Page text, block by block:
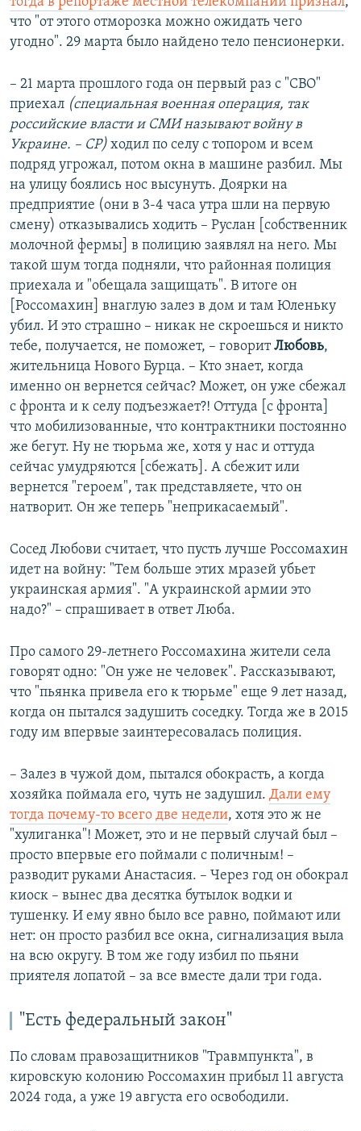
что "от этого отморозка можно ожидать чего
угодно". 29 марта было найдено тело пенсионерки.
– 21 марта прошлого года он первый раз с "СВО"
приехал (специальная военная операция, так
российские власти и СМИ называют войну в
Украине. – СР) ходил по селу с топором и всем
подряд угрожал, потом окна в машине разбил. Мы
на улицу боялись нос высунуть. Доярки на
предприятие (они в 3-4 часа утра шли на первую
смену) отказывались ходить – Руслан [собственник
молочной фермы] в полицию заявлял на него. Мы
такой шум тогда подняли, что районная полиция
приехала и "обещала защищать". В итоге он
[Россомахин] внаглую залез в дом и там Юленьку
убил. И это страшно – никак не скроешься и никто
тебе, получается, не поможет, – говоритЛюбовь,
жительница Нового Бурца. – Кто знает, когда
именно он вернется сейчас? Может, он уже сбежал
с фронта и к селу подъезжает?! Оттуда [с фронта]
что мобилизованные, что контрактники постоянно
же бегут. Ну не тюрьма же, хотя у нас и оттуда
сейчас умудряются [сбежать]. А сбежит или
вернется "героем", так представляете, что он
натворит. Он же теперь "неприкасаемый".
Сосед Любови считает, что пусть лучше Россомахин
идет на войну: "Тем больше этих мразей убьет
украинская армия". "А украинской армии это
надо?" – спрашивает в ответ Люба.
Про самого 29-летнего Россомахина жители села
говорят одно: "Он уже не человек". Рассказывают,
что "пьянка привела его к тюрьме" еще 9 лет назад,
когда он пытался задушить соседку. Тогда же в 2015
году им впервые заинтересовалась полиция.
– Залез в чужой дом, пытался обокрасть, а когда
хозяйка поймала его, чуть не задушил. Дали ему
тогда почему-то всего две недели, хотя это ж не
"хулиганка"! Может, это и не первый случай был –
просто впервые его поймали с поличным! –
разводит руками Анастасия. – Через год он обокрал
киоск – вынес два десятка бутылок водки и
тушенку. И ему явно было все равно, поймают или
нет: он просто разбил все окна, сигнализация выла
на всю округу. В том же году избил по пьяни
приятеля лопатой – за все вместе дали три года.
"Есть федеральный закон"
По словам правозащитников "Травмпункта", в
кировскую колонию Россомахин прибыл 11 августа
2024 года, а уже 19 августа его освободили.